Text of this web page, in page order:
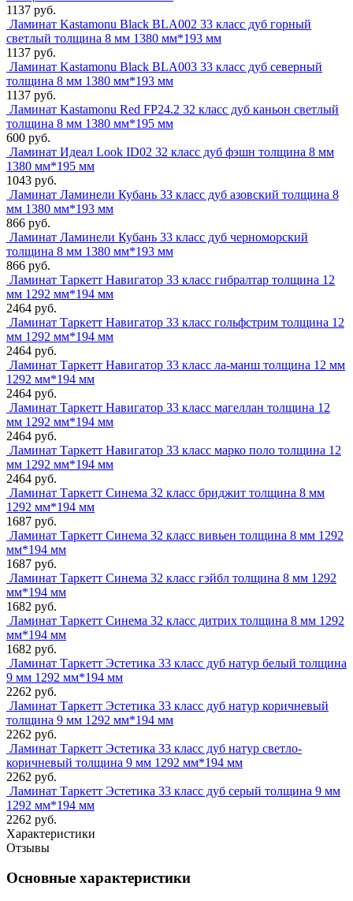
1137 руб.
Ламинат Kastamonu Black BLA002 33 класс дуб горный
светлый толщина 8 мм 1380 мм*193 мм
1137 руб.
Ламинат Kastamonu Black BLA003 33 класс дуб северный
толщина 8 мм 1380 мм*193 мм
1137 руб.
Ламинат Kastamonu Red FP24.2 32 класс дуб каньон светлый
толщина 8 мм 1380 мм*195 мм
600 руб.
Ламинат Идеал Look ID02 32 класс дуб фэшн толщина 8 мм
1380 мм*195 мм
1043 руб.
Ламинат Ламинели Кубань 33 класс дуб азовский толщина 8
мм 1380 мм*193 мм
866 руб.
Ламинат Ламинели Кубань 33 класс дуб черноморский
толщина 8 мм 1380 мм*193 мм
866 руб.
Ламинат Таркетт Навигатор 33 класс гибралтар толщина 12
мм 1292 мм*194 мм
2464 руб.
Ламинат Таркетт Навигатор 33 класс гольфстрим толщина 12
мм 1292 мм*194 мм
2464 руб.
Ламинат Таркетт Навигатор 33 класс ла-манш толщина 12 мм
1292 мм*194 мм
2464 руб.
Ламинат Таркетт Навигатор 33 класс магеллан толщина 12
мм 1292 мм*194 мм
2464 руб.
Ламинат Таркетт Навигатор 33 класс марко поло толщина 12
мм 1292 мм*194 мм
2464 руб.
Ламинат Таркетт Синема 32 класс бриджит толщина 8 мм
1292 мм*194 мм
1687 руб.
Ламинат Таркетт Синема 32 класс вивьен толщина 8 мм 1292
мм*194 мм
1687 руб.
Ламинат Таркетт Синема 32 класс гэйбл толщина 8 мм 1292
мм*194 мм
1682 руб.
Ламинат Таркетт Синема 32 класс дитрих толщина 8 мм 1292
мм*194 мм
1682 руб.
Ламинат Таркетт Эстетика 33 класс дуб натур белый толщина
9 мм 1292 мм*194 мм
2262 руб.
Ламинат Таркетт Эстетика 33 класс дуб натур коричневый
толщина 9 мм 1292 мм*194 мм
2262 руб.
Ламинат Таркетт Эстетика 33 класс дуб натур светло-
коричневый толщина 9 мм 1292 мм*194 мм
2262 руб.
Ламинат Таркетт Эстетика 33 класс дуб серый толщина 9 мм
1292 мм*194 мм
2262 руб.
Характеристики
Отзывы
Основные характеристики